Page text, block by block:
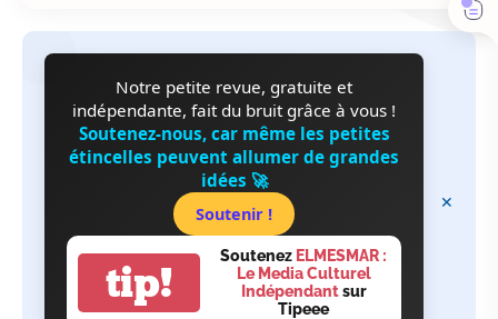
Notre petite revue, gratuite et
indépendante, fait du bruit grâce à vous !
Soutenez-nous, car même les petites
étincelles peuvent allumer de grandes
idées 🚀
Soutenir !
tip!
Soutenez ELMESMAR :
Le Media Culturel
Indépendantsur
Tipeee